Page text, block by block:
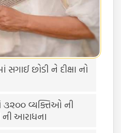
સગાઈ છોડી ને દીક્ષા નો
૩૨૦૦ વ્યક્તિઓ ની
ની આરાધના